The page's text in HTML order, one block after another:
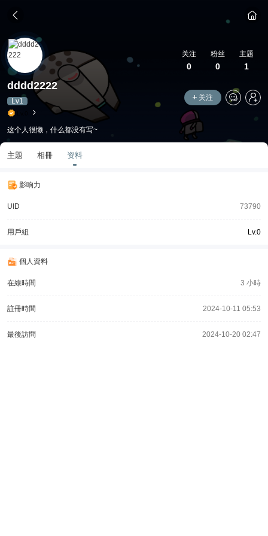
关注
0
粉丝
0
主题
1
dddd2222
Lv1 关注
这个人很懒，什么都没有写~
主題 相冊 资料
影响力
UID 73790
用戶組 Lv.0
個人資料
在線時間 3 小時
註冊時間 2024-10-11 05:53
最後訪問 2024-10-20 02:47